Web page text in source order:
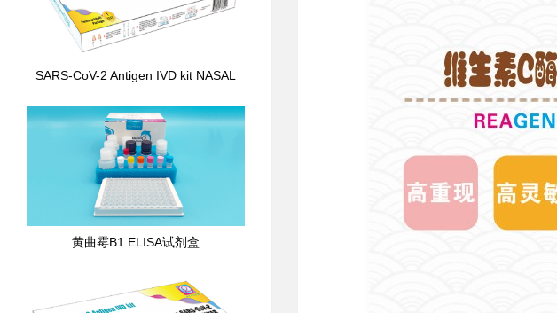
SARS-CoV-2 Antigen IVD kit NASAL
黄曲霉B1 ELISA试剂盒